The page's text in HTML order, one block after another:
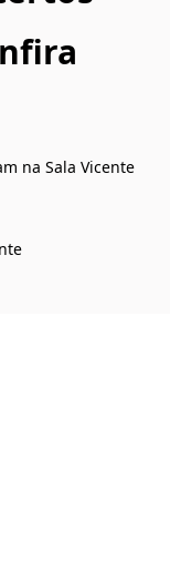
na Sala Vicente